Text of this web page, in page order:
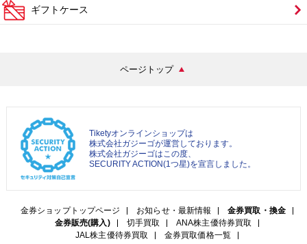
ギフトケース
ページトップ
Tiketyオンラインショップは
株式会社ガジーゴが運営しております。
株式会社ガジーゴはこの度、
SECURITY ACTION(1つ星)を宣言しました。
金券ショップトップページ お知らせ・最新情報
金券買取・換金
金券販売(購入)
切手買取
ANA株主優待券買取
JAL株主優待券買取
金券買取価格一覧